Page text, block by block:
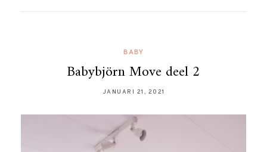
BABY
Babybjörn Move deel 2
JANUARI 21, 2021